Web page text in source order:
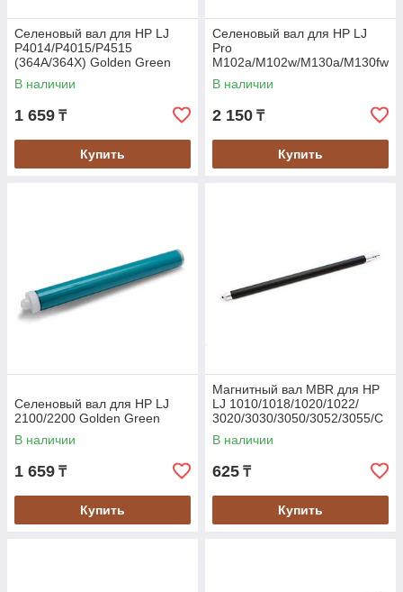
Селеновый вал для HP LJ
P4014/P4015/P4515
(364A/364X) Golden Green
В наличии
1 659 ₸
Купить
Селеновый вал для HP LJ
Pro
M102a/M102w/M130a/M130fw
/M130nw (CF219A) Golden
Green
В наличии
2 150 ₸
Купить
Селеновый вал для HP LJ
2100/2200 Golden Green
В наличии
1 659 ₸
Купить
Магнитный вал MBR для HP
LJ 1010/1018/1020/1022/
3020/3030/3050/3052/3055/C
anon MF-
4018/4120/4140/4150/ 4270/4
В наличии
625 ₸
Купить